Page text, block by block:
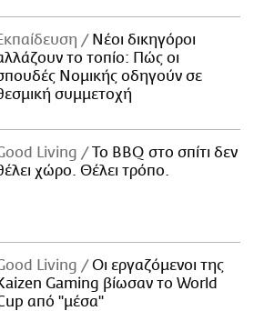
Νέοι δικηγόροι
το τοπίο: Πώς οι
Νομικής οδηγούν σε
συμμετοχή
Living
Το BBQ στο σπίτι δεν
χώρο. Θέλει τρόπο.
Living
Οι εργαζόμενοι της
Gaming βίωσαν το World
από "μέσα"